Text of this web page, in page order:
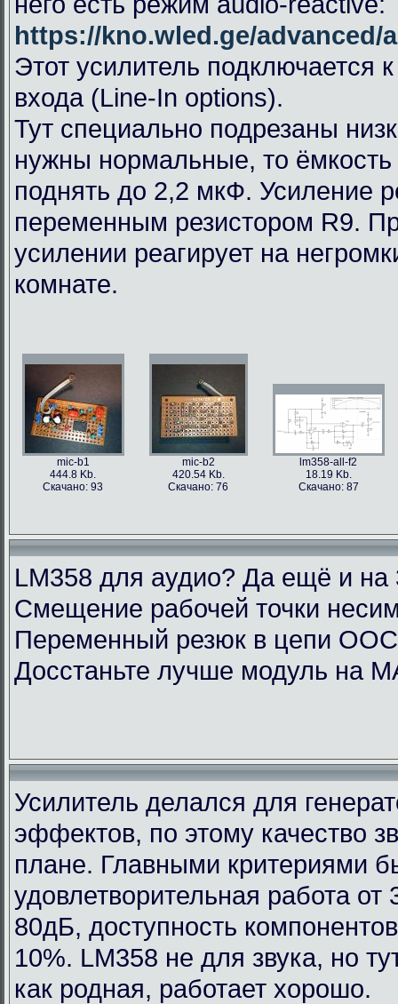
https://kno.wled.ge/advanced/
Этот усилитель подключается
входа (Line-In options).
Тут специально подрезаны
нужны нормальные, то
поднять до 2,2 мкФ. Усиление
переменным резистором R9.
усилении реагирует на
комнате.
mic-b1
444.8 Kb.
Скачано: 93
mic-b2
420.54 Kb.
Скачано: 76
lm358-all-f2
18.19 Kb.
Скачано: 87
LM358 для аудио? Да ещё и на
Смещение рабочей точки
Переменный резюк в цепи
Досстаньте лучше модуль на
Усилитель делался для
эффектов, по этому качество
плане. Главными критериями
удовлетворительная работа
80дБ, доступность
10%. LM358 не для звука, но
как родная, работает хорошо.